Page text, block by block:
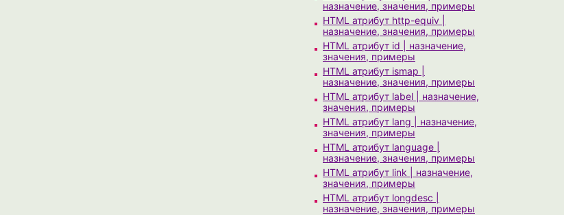
назначение, значения, примеры
HTML атрибут http-equiv |
назначение, значения, примеры
HTML атрибут id | назначение,
значения, примеры
HTML атрибут ismap |
назначение, значения, примеры
HTML атрибут label | назначение,
значения, примеры
HTML атрибут lang | назначение,
значения, примеры
HTML атрибут language |
назначение, значения, примеры
HTML атрибут link | назначение,
значения, примеры
HTML атрибут longdesc |
назначение, значения, примеры